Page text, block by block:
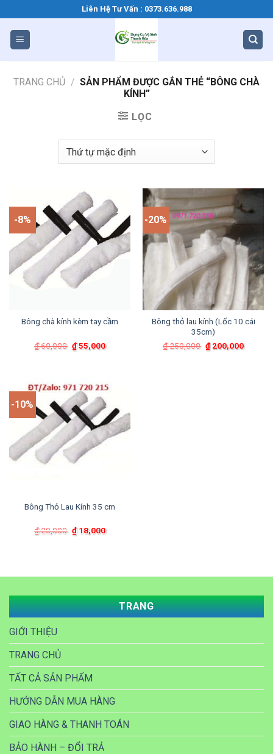
qua
dung
Liên Hệ Tư Vấn : 0373.636.988
TRANG CHỦ / SẢN PHẨM ĐƯỢC GẮN THẺ “BÔNG CHÀ
KÍNH”
LỌC
-8%
Bông chà kính kèm tay cầm
₫60,000 Giá
gốc
₫55,000Giá
hiện
-20%
Bông thỏ lau kính (Lốc 10 cái
35cm)
₫250,000 Giá
gốc
₫200,000Giá
hiện
-10%
Bông Thỏ Lau Kính 35 cm
₫20,000 Giá
gốc
₫18,000Giá
hiện
TRANG
GIỚI THIỆU
TRANG CHỦ
TẤT CẢ SẢN PHẨM
HƯỚNG DẪN MUA HÀNG
GIAO HÀNG & THANH TOÁN
BẢO HÀNH – ĐỔI TRẢ